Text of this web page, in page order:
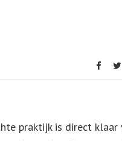
praktijk is direct